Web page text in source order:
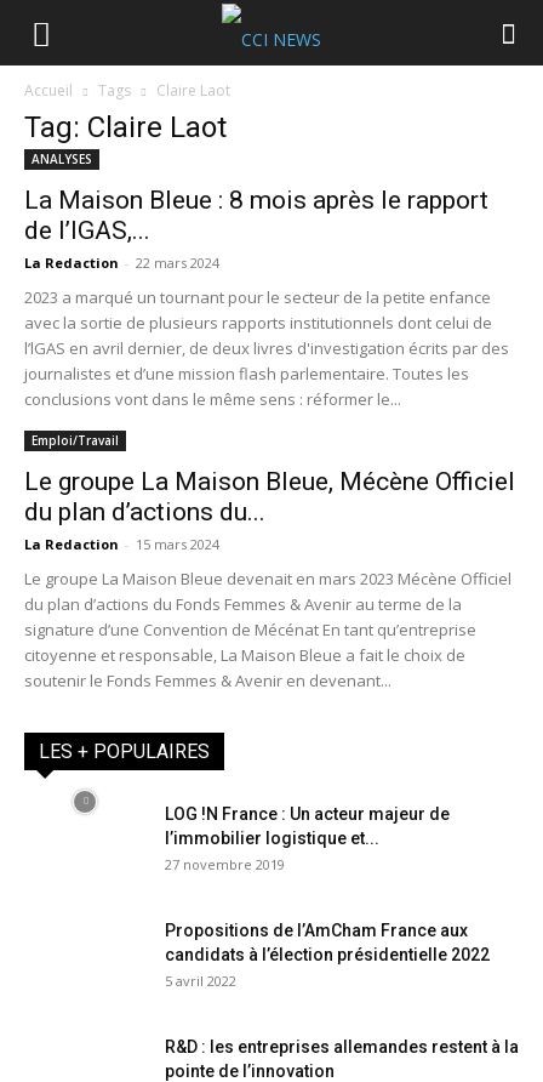
Accueil Tags Claire Laot
Tag: Claire Laot
ANALYSES
La Maison Bleue : 8 mois après le rapport
de l’IGAS,...
La Redaction - 22 mars 2024
2023 a marqué un tournant pour le secteur de la petite enfance
avec la sortie de plusieurs rapports institutionnels dont celui de
l’lGAS en avril dernier, de deux livres d'investigation écrits par des
journalistes et d’une mission flash parlementaire. Toutes les
conclusions vont dans le même sens : réformer le...
Emploi/Travail
Le groupe La Maison Bleue, Mécène Officiel
du plan d’actions du...
La Redaction - 15 mars 2024
Le groupe La Maison Bleue devenait en mars 2023 Mécène Officiel
du plan d’actions du Fonds Femmes & Avenir au terme de la
signature d’une Convention de Mécénat En tant qu’entreprise
citoyenne et responsable, La Maison Bleue a fait le choix de
soutenir le Fonds Femmes & Avenir en devenant...
LES + POPULAIRES
LOG !N France : Un acteur majeur de
l’immobilier logistique et...
27 novembre 2019
Propositions de l’AmCham France aux
candidats à l’élection présidentielle 2022
5 avril 2022
R&D : les entreprises allemandes restent à la
pointe de l’innovation